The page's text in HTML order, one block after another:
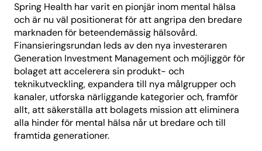
Spring Health har varit en pionjär inom mental hälsa
och är nu väl positionerat för att angripa den bredare
marknaden för beteendemässig hälsovård.
Finansieringsrundan leds av den nya investeraren
Generation Investment Management och möjliggör för
bolaget att accelerera sin produkt- och
teknikutveckling, expandera till nya målgrupper och
kanaler, utforska närliggande kategorier och, framför
allt, att säkerställa att bolagets mission att eliminera
alla hinder för mental hälsa når ut bredare och till
framtida generationer.